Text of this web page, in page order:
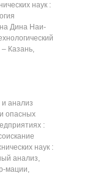
наук :
Дина Наи-
Казань,
и анализ
опасных
:
наук :
анализ,
мации,